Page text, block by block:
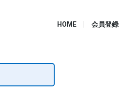
HOME 会員登録